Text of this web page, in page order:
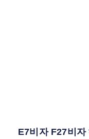
E7비자 F27비